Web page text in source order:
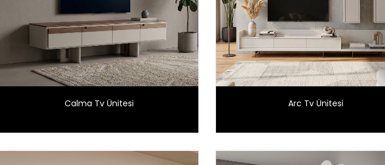
Calma Tv Ünitesi Arc Tv Ünitesi